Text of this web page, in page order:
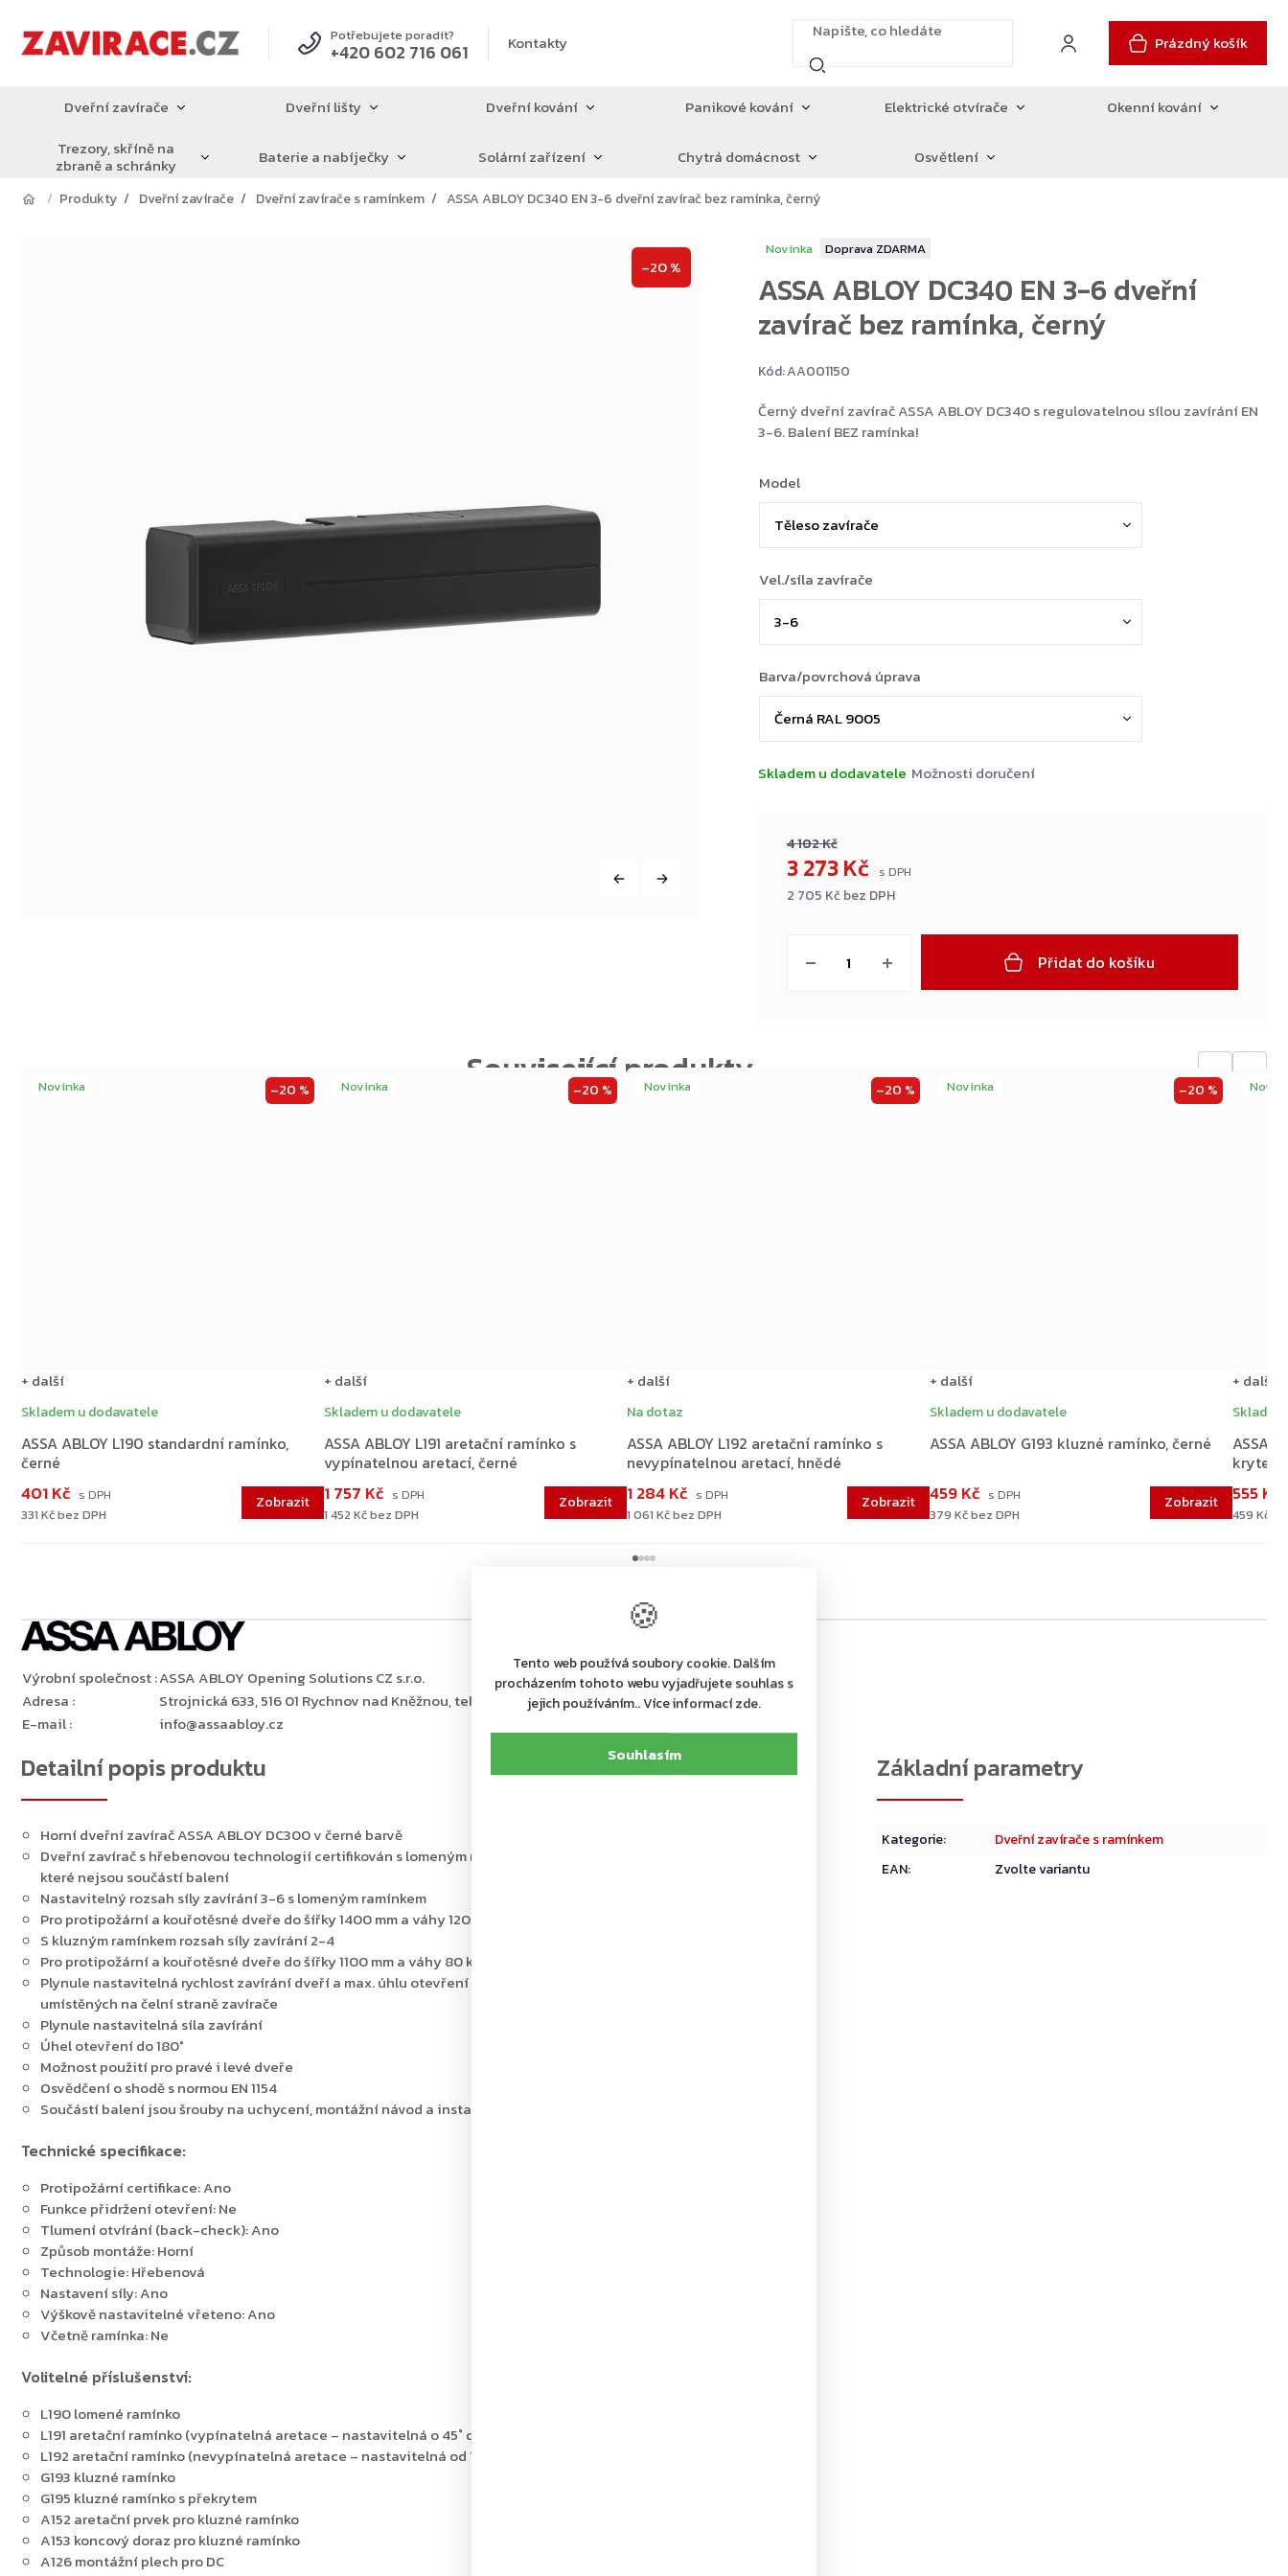
🍪
Tento web používá soubory cookie. Dalším
procházením tohoto webu vyjadřujete souhlas s
jejich používáním.. Více informací zde.
Souhlasím
obsah
Potřebujete poradit?
+420 602 716 061 Kontakty Prázdný košík
Dveřní zavírače Dveřní lišty Dveřní kování Panikové kování Elektrické otvírače
Okenní kování
Trezory, skříně na
zbraně a schránky Baterie a nabíječky Solární zařízení Chytrá domácnost Osvětlení
Produkty Dveřní zavírače Dveřní zavírače s ramínkem ASSA ABLOY DC340 EN 3-6 dveřní zavírač bez ramínka, černý
Novinka ZDARMA
ASSA ABLOY DC340 EN 3-6 dveřní
zavírač bez ramínka, černý
Kód:AA001150
–20 %
4 102 Kč
3 273 Kč
2 705 Kč bez DPH
Skladem u dodavatele Možnosti doručení
Model
Vel./síla zavírače
Barva/povrchová úprava
Přidat do košíku
Černý dveřní zavírač ASSA ABLOY DC340 s regulovatelnou sílou zavírání EN
3-6. Balení BEZ ramínka!
Novinka –20 %
ASSA ABLOY L190 standardní ramínko,
černé
Skladem u dodavatele
331 Kč bez DPH
401 Kč
+ další
Novinka –20 %
ASSA ABLOY L191 aretační ramínko s
vypínatelnou aretací, černé
Skladem u dodavatele
1 452 Kč bez DPH
1 757 Kč
+ další
Novinka –20 %
ASSA ABLOY L192 aretační ramínko s
nevypínatelnou aretací, hnědé
Na dotaz
1 061 Kč bez DPH
1 284 Kč
+ další
Novinka –20 %
ASSA ABLOY G193 kluzné ramínko, černé
Skladem u dodavatele
379 Kč bez DPH
459 Kč
+ další
ASSA
459 Kč
555 Kč
+ další
Detailní popis produktu
Horní dveřní zavírač ASSA ABLOY DC300 v černé barvě
Dveřní zavírač s hřebenovou technologií certifikován s lomeným ramínkem L190 a kluznými ramínky G193 a G195,
které nejsou součástí balení
Nastavitelný rozsah síly zavírání 3-6 s lomeným ramínkem
Pro protipožární a kouřotěsné dveře do šířky 1400 mm a váhy 120 kg
S kluzným ramínkem rozsah síly zavírání 2-4
Pro protipožární a kouřotěsné dveře do šířky 1100 mm a váhy 80 kg
Plynule nastavitelná rychlost zavírání dveří a max. úhlu otevření (back-check) se provádí pomocí ventilů
umístěných na čelní straně zavírače
Plynule nastavitelná síla zavírání
Úhel otevření do 180°
Možnost použití pro pravé i levé dveře
Osvědčení o shodě s normou EN 1154
Součástí balení jsou šrouby na uchycení, montážní návod a instalační šablona
Technické specifikace:
Protipožární certifikace: Ano
Funkce přidržení otevření: Ne
Tlumení otvírání (back-check): Ano
Způsob montáže: Horní
Technologie: Hřebenová
Nastavení síly: Ano
Výškově nastavitelné vřeteno: Ano
Včetně ramínka: Ne
Volitelné příslušenství:
L190 lomené ramínko
L191 aretační ramínko (vypínatelná aretace – nastavitelná o 45˚ do150˚)
L192 aretační ramínko (nevypínatelná aretace – nastavitelná od 70°do 140°)
G193 kluzné ramínko
G195 kluzné ramínko s překrytem
A152 aretační prvek pro kluzné ramínko
A153 koncový doraz pro kluzné ramínko
A126 montážní plech pro DC
Kategorie:
Dveřní zavírače s ramínkem
EAN: Zvolte variantu
Výrobní společnost:ASSA ABLOY Opening Solutions CZ s.r.o.
Adresa :
Strojnická 633, 516 01 Rychnov nad Kněžnou, tel.: +420 226 806 200
E-mail: info@assaabloy.cz